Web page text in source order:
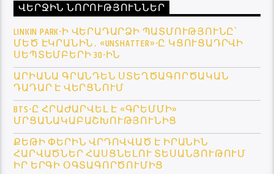
ՎԵՐՋԻՆ ՆՈՐՈՒԹՅՈՒՆՆԵՐ
LINKIN PARK-Ի ՎԵՐԱԴԱՐՁԻ ՊԱՏՄՈՒԹՅՈՒՆԸ՝
ՄԵԾ ԷԿՐԱՆԻՆ․ «UNSHATTER»-Ը ԿՑՈՒՑԱԴՐՎԻ
ՍԵՊՏԵՄԲԵՐԻ 30-ԻՆ
ԱՐԻԱՆԱ ԳՐԱՆԴԵՆ ՍՏԵՂԾԱԳՈՐԾԱԿԱՆ
ԴԱԴԱՐ Է ՎԵՐՑՆՈՒՄ
BTS-Ը ՀՐԱԺԱՐՎԵԼ Է «ԳՐԵՄՄԻ»
ՄՐՑԱՆԱԿԱԲԱՇԽՈՒԹՅՈՒՆԻՑ
ՔԵԹԻ ՓԵՐԻՆ ՎՐԴՈՎՎԱԾ Է ԻՐԱՆԻՆ
ՀԱՐՎԱԾՆԵՐ ՀԱՍՑՆԵԼՈՒ ՏԵՍԱՆՅՈՒԹՈՒՄ
ԻՐ ԵՐԳԻ ՕԳՏԱԳՈՐԾՈՒՄԻՑ